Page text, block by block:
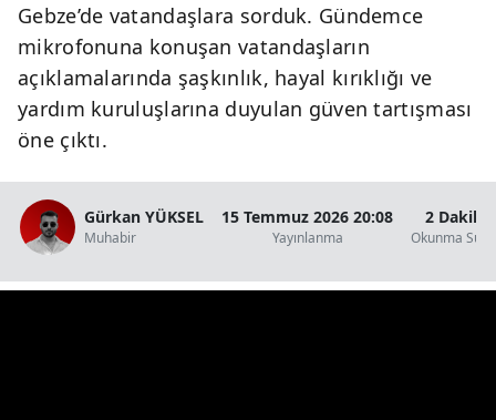
Gebze’de vatandaşlara sorduk. Gündemce
mikrofonuna konuşan vatandaşların
açıklamalarında şaşkınlık, hayal kırıklığı ve
yardım kuruluşlarına duyulan güven tartışması
öne çıktı.
Gürkan YÜKSEL
Muhabir
15 Temmuz 2026 20:08
Yayınlanma
2 Dakika
Okunma